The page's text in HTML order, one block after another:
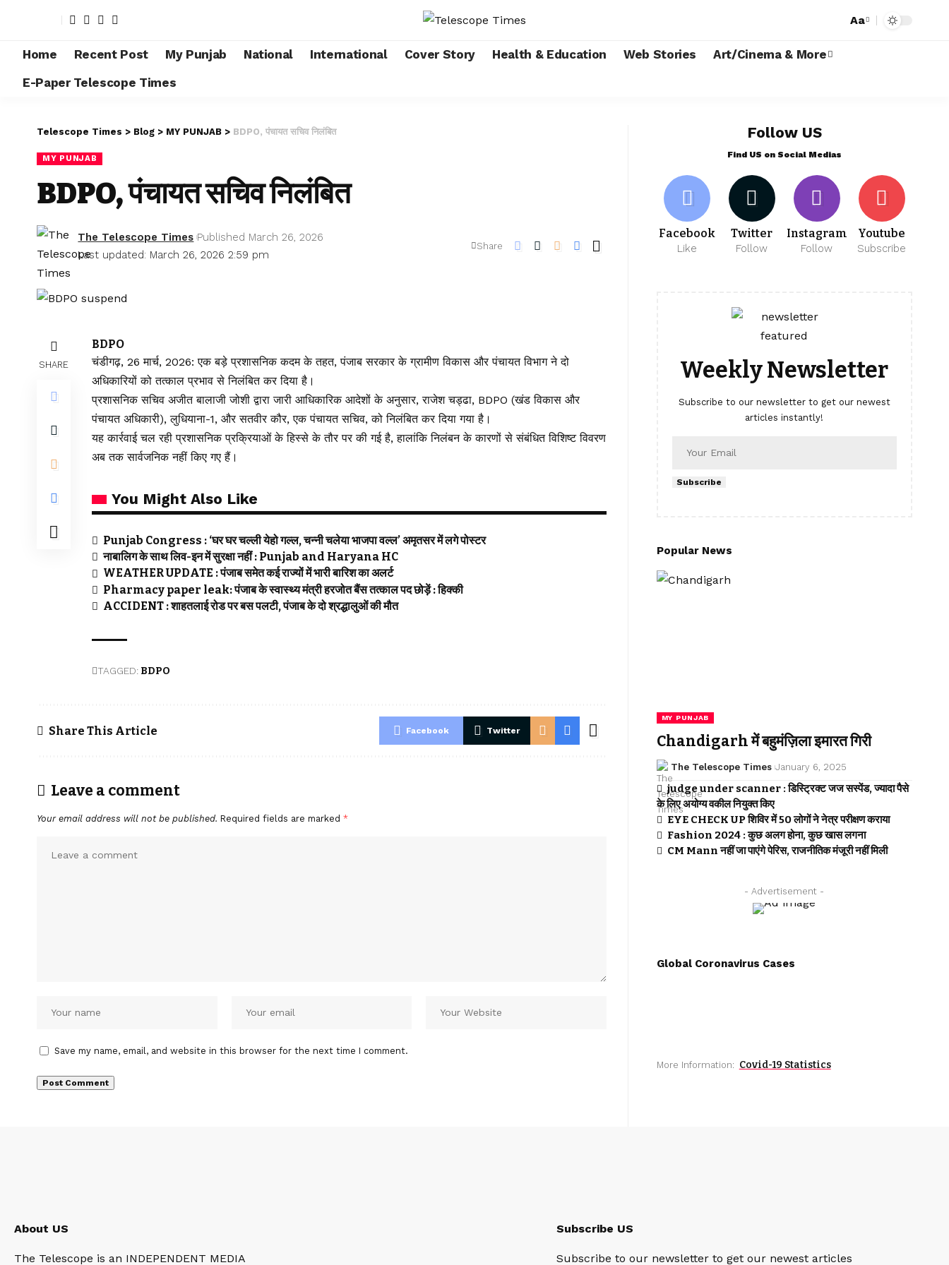
Aa
Home Recent Post My Punjab National International Cover Story Health & Education Web Stories
Art/Cinema & More
E-Paper Telescope Times
Telescope Times > Blog > MY PUNJAB > BDPO, पंचायत सचिव निलंबित
MY PUNJAB
BDPO, पंचायत सचिव निलंबित
Last updated: March 26, 2026 2:59 pm
The Telescope Times Published March 26, 2026
Share
SHARE
BDPO
चंडीगढ़, 26 मार्च, 2026: एक बड़े प्रशासनिक कदम के तहत, पंजाब सरकार के ग्रामीण विकास और पंचायत विभाग ने दो
अधिकारियों को तत्काल प्रभाव से निलंबित कर दिया है।
प्रशासनिक सचिव अजीत बालाजी जोशी द्वारा जारी आधिकारिक आदेशों के अनुसार, राजेश चड्ढा, BDPO (खंड विकास और
पंचायत अधिकारी), लुधियाना-1, और सतवीर कौर, एक पंचायत सचिव, को निलंबित कर दिया गया है।
यह कार्रवाई चल रही प्रशासनिक प्रक्रियाओं के हिस्से के तौर पर की गई है, हालांकि निलंबन के कारणों से संबंधित विशिष्ट विवरण
अब तक सार्वजनिक नहीं किए गए हैं।
You Might Also Like
Punjab Congress : ‘घर घर चल्ली येहो गल्ल, चन्नी चलेया भाजपा वल्ल’ अमृतसर में लगे पोस्टर
नाबालिग के साथ लिव-इन में सुरक्षा नहीं : Punjab and Haryana HC
WEATHER UPDATE : पंजाब समेत कई राज्यों में भारी बारिश का अलर्ट
Pharmacy paper leak: पंजाब के स्वास्थ्य मंत्री हरजोत बैंस तत्काल पद छोड़ें : हिक्की
ACCIDENT : शाहतलाई रोड पर बस पलटी, पंजाब के दो श्रद्धालुओं की मौत
TAGGED: BDPO
Share This Article Facebook Twitter
Leave a comment
Your email address will not be published. Required fields are marked *
Save my name, email, and website in this browser for the next time I comment.
Follow US
Find US on Social Medias
Facebook
Like
Twitter
Follow
Instagram
Follow
Youtube
Subscribe
Weekly Newsletter
Subscribe to our newsletter to get our newest
articles instantly!
Subscribe
Popular News
MY PUNJAB
Chandigarh में बहुमंज़िला इमारत गिरी
The Telescope Times January 6, 2025
judge under scanner : डिस्ट्रिक्ट जज सस्पेंड, ज्यादा पैसे
के लिए अयोग्य वकील नियुक्त किए
EYE CHECK UP शिविर में 50 लोगों ने नेत्र परीक्षण कराया
Fashion 2024 : कुछ अलग होना, कुछ खास लगना
CM Mann नहीं जा पाएंगे पेरिस, राजनीतिक मंजूरी नहीं मिली
- Advertisement -
Global Coronavirus Cases
More Information: Covid-19 Statistics
About US
The Telescope is an INDEPENDENT MEDIA
Subscribe US
Subscribe to our newsletter to get our newest articles